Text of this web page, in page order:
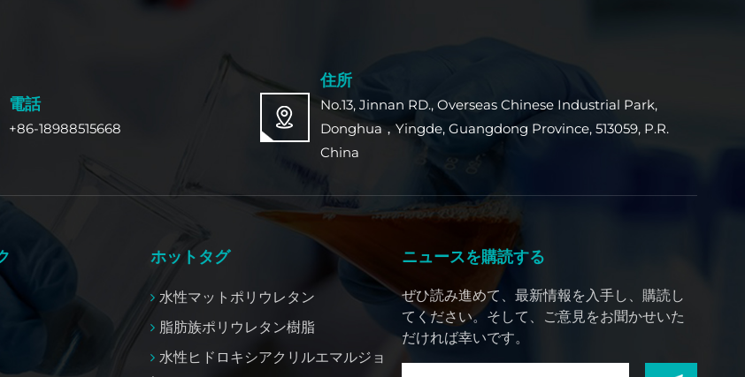
電話
+86-18988515668
住所
No.13, Jinnan RD., Overseas Chinese Industrial Park,
Donghua，Yingde, Guangdong Province, 513059, P.R.
China
ホットタグ
水性マットポリウレタン
脂肪族ポリウレタン樹脂
水性ヒドロキシアクリルエマルジョ
ニュースを購読する
ぜひ読み進めて、最新情報を入手し、購読し
てください。そして、ご意見をお聞かせいた
だければ幸いです。